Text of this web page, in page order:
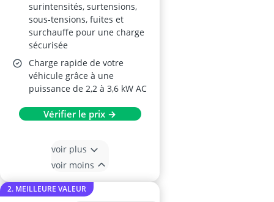
surintensités, surtensions,
sous-tensions, fuites et
surchauffe pour une charge
sécurisée
Charge rapide de votre
véhicule grâce à une
puissance de 2,2 à 3,6 kW AC
Vérifier le prix →
voir plus
voir moins
2. MEILLEURE VALEUR